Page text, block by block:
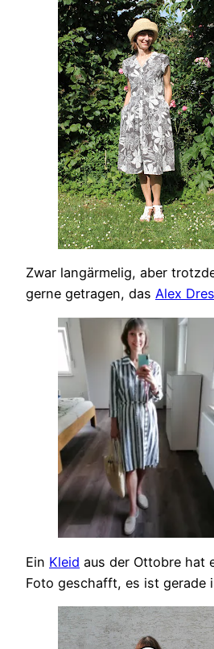
Zwar langärmelig, aber
gerne getragen, das Alex
Ein Kleid aus der Ottobre hat
Foto geschafft, es ist gerade